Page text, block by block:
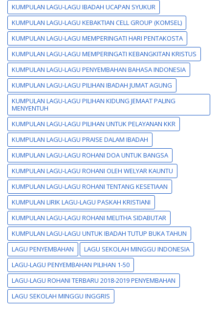
KUMPULAN LAGU-LAGU IBADAH UCAPAN SYUKUR
KUMPULAN LAGU-LAGU KEBAKTIAN CELL GROUP (KOMSEL)
KUMPULAN LAGU-LAGU MEMPERINGATI HARI PENTAKOSTA
KUMPULAN LAGU-LAGU MEMPERINGATI KEBANGKITAN KRISTUS
KUMPULAN LAGU-LAGU PENYEMBAHAN BAHASA INDONESIA
KUMPULAN LAGU-LAGU PILIHAN IBADAH JUMAT AGUNG
KUMPULAN LAGU-LAGU PILIHAN KIDUNG JEMAAT PALING
MENYENTUH
KUMPULAN LAGU-LAGU PILIHAN UNTUK PELAYANAN KKR
KUMPULAN LAGU-LAGU PRAISE DALAM IBADAH
KUMPULAN LAGU-LAGU ROHANI DOA UNTUK BANGSA
KUMPULAN LAGU-LAGU ROHANI OLEH WELYAR KAUNTU
KUMPULAN LAGU-LAGU ROHANI TENTANG KESETIAAN
KUMPULAN LIRIK LAGU-LAGU PASKAH KRISTIANI
KUMPULAN LAGU-LAGU ROHANI MELITHA SIDABUTAR
KUMPULAN LAGU-LAGU UNTUK IBADAH TUTUP BUKA TAHUN
LAGU PENYEMBAHAN
LAGU SEKOLAH MINGGU INDONESIA
LAGU-LAGU PENYEMBAHAN PILIHAN 1-50
LAGU-LAGU ROHANI TERBARU 2018-2019 PENYEMBAHAN
LAGU SEKOLAH MINGGU INGGRIS